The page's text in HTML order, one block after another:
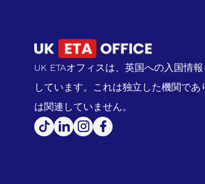
UK ETAオフィスは、英国への入国情
しています。これは独立した機関であ
は関連していません。